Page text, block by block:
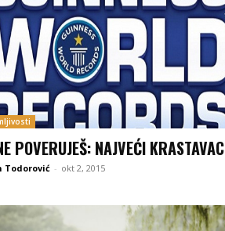
POVERUJEŠ: NAJVEĆI KRASTAVAC
Todorović - okt 2, 2015